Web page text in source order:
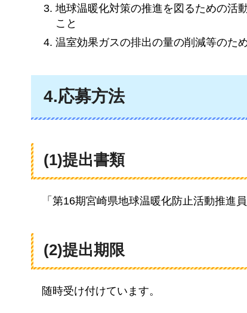
地球温暖化対策の推進を図るための活
こと
温室効果ガスの排出の量の削減等のた
4.応募方法
(1)提出書類
「第16期宮崎県地球温暖化防止活動推進
(2)提出期限
随時受け付けています。